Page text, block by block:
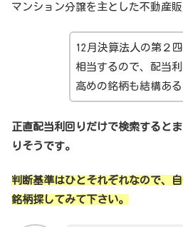
マンション分譲を主とした不動産販
12月決算法人の第２
相当するので、配当
高めの銘柄も結構ある
正直配当利回りだけで検索すると
りそうです。
判断基準はひとそれぞれなので、
銘柄探してみて下さい。